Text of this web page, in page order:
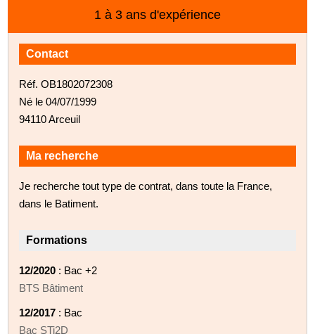
1 à 3 ans d'expérience
Contact
Réf. OB1802072308
Né le 04/07/1999
94110 Arceuil
Ma recherche
Je recherche tout type de contrat, dans toute la France,
dans le Batiment.
Formations
12/2020 : Bac +2
BTS Bâtiment
12/2017 : Bac
Bac STi2D